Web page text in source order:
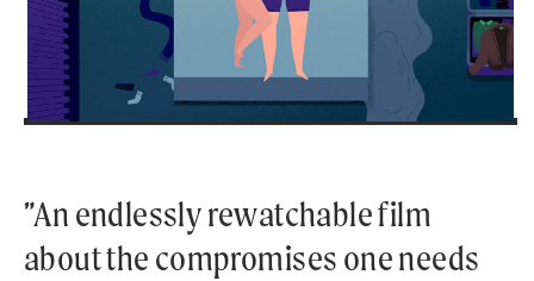
”An endlessly rewatchable film
about the compromises one needs